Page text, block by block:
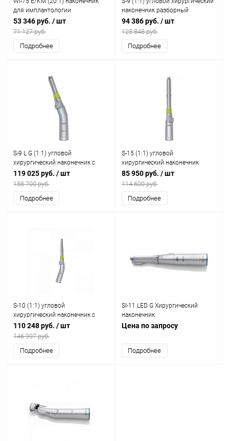
для имплантологии
53 346 руб. / шт
71 127 руб.
Подробнее
наконечник разборный
94 386 руб. / шт
125 848 руб.
Подробнее
S-9 L G (1:1) угловой
хирургический наконечник с
генератором света, разборный
119 025 руб. / шт
158 700 руб.
Подробнее
S-15 (1:1) угловой
хирургический наконечник
разборный
85 950 руб. / шт
114 600 руб.
Подробнее
S-10 (1:1) угловой
хирургический наконечник с
изгибом корпуса
110 248 руб. / шт
146 997 руб.
Подробнее
SI-11 LED G Хирургический
наконечник
Цена по запросу
Подробнее